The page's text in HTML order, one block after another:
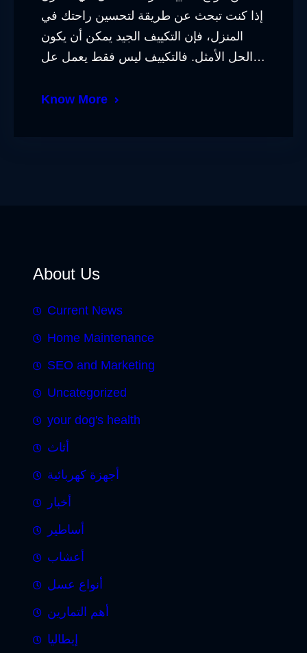
إذا كنت تبحث عن طريقة لتحسين راحتك في
المنزل، فإن التكييف الجيد يمكن أن يكون
الحل الأمثل. فالتكييف ليس فقط يعمل عل…
Know More
About Us
Current News
Home Maintenance
SEO and Marketing
Uncategorized
your dog's health
أثاث
أجهزة كهربائية
أخبار
أساطير
أعشاب
أنواع عسل
أهم التمارين
إيطاليا